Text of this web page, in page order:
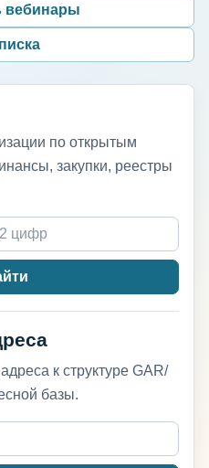
вебинары
по открытым
закупки, реестры
к структуре GAR/
базы.